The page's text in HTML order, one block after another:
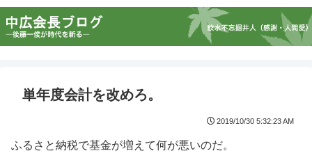
単年度会計を改めろ。
2019/10/30 5:32:23 AM
ふるさと納税で基金が増えて何が悪いのだ。